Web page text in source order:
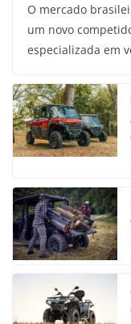
O mercado
um novo
especializada em